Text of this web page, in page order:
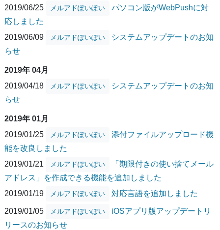
2019/06/25
メルアドぽいぽい
パソコン版がWebPushに対
応しました
2019/06/09
メルアドぽいぽい
システムアップデートのお知
らせ
2019年 04月
2019/04/18
メルアドぽいぽい
システムアップデートのお知
らせ
2019年 01月
2019/01/25
メルアドぽいぽい
添付ファイルアップロード機
能を改良しました
2019/01/21
メルアドぽいぽい
「期限付きの使い捨てメール
アドレス」を作成できる機能を追加しました
2019/01/19
メルアドぽいぽい 対応言語を追加しました
2019/01/05 メルアドぽいぽい
iOSアプリ版アップデートリ
リースのお知らせ